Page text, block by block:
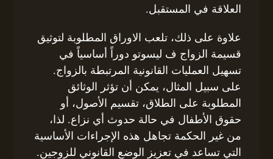
العلاقة في المستقبل.
علاوة على ذلك، تلعب الاوراق المطلوبة لتوثيق
قسيمة الزواج ف ليسوتو دوراً أساسياً في
تسهيل العمليات القانونية المرتبطة بالزواج.
على سبيل المثال، يمكن أن تؤثر الوثائق
المطلوبة على الطلاق، تقسيم الأصول، أو
حقوق الأطفال في حالة حدوث أي نزاع. لذا،
من غير الحكمة تجاهل هذه الإجراءات الأساسية
التي تساعد في تعزيز الوضع القانوني للزوجين.